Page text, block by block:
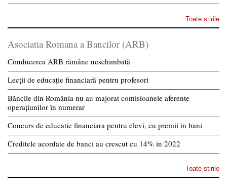
Toate stirile
Asociatia Romana a Bancilor (ARB)
Conducerea ARB rămâne neschimbată
Lecții de educație financiară pentru profesori
Băncile din România nu au majorat comisioanele aferente
operațiunilor în numerar
Concurs de educatie financiara pentru elevi, cu premii in bani
Creditele acordate de banci au crescut cu 14% in 2022
Toate stirile